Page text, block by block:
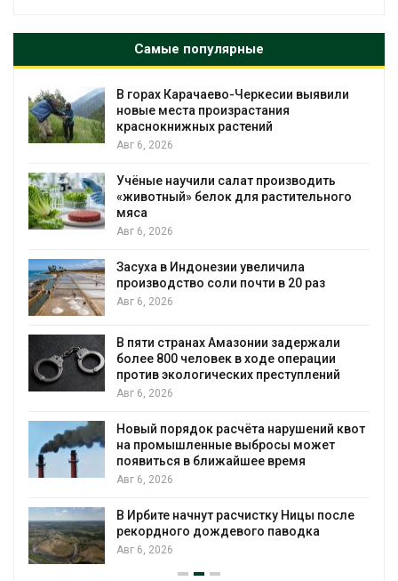
Самые популярные
В горах Карачаево-Черкесии выявили
новые места произрастания
краснокнижных растений
Авг 6, 2026
Учёные научили салат производить
«животный» белок для растительного
мяса
Авг 6, 2026
Засуха в Индонезии увеличила
производство соли почти в 20 раз
Авг 6, 2026
В пяти странах Амазонии задержали
более 800 человек в ходе операции
против экологических преступлений
Авг 6, 2026
Новый порядок расчёта нарушений квот
на промышленные выбросы может
появиться в ближайшее время
Авг 6, 2026
В Ирбите начнут расчистку Ницы после
рекордного дождевого паводка
Авг 6, 2026